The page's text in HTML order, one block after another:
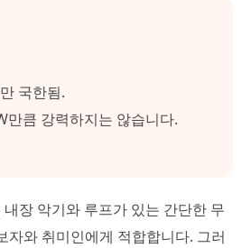
국한됨.
만큼 강력하지는 않습니다.
장 악기와 루프가 있는 간단한 무
자와 취미인에게 적합합니다. 그러